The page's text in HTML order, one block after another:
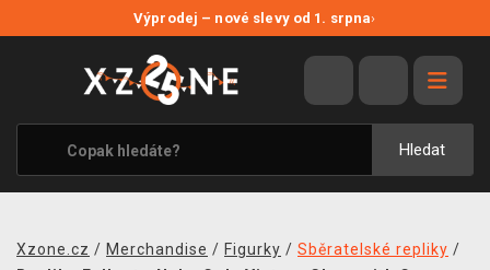
Výprodej – nové slevy od 1. srpna›
Hledat
VÝPRODEJ
VIDEOHRY
XZONE ORIGINALS
TÉMATIKY
Xzone.cz / Merchandise / Figurky / Sběratelské repliky /